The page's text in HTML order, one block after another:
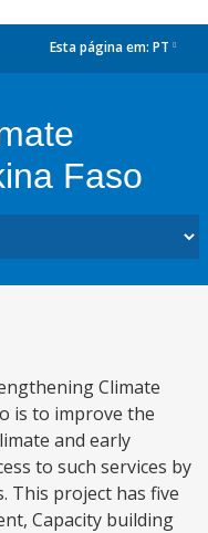
Esta página em: PT
Faso
Climate
is to improve the
and early
to such services by
This project has five
Capacity building